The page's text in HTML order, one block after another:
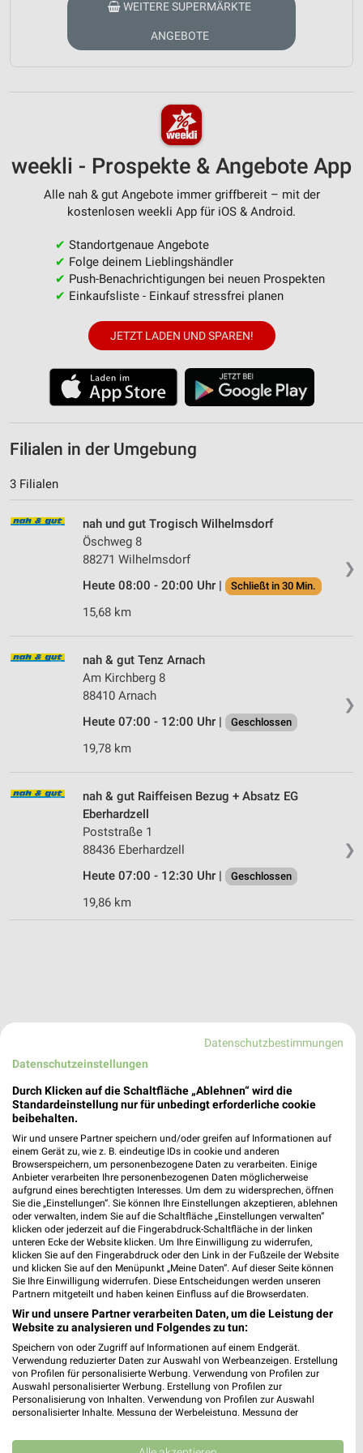
WEITERE SUPERMÄRKTE
ANGEBOTE
weekli - Prospekte & Angebote App
Alle nah & gut Angebote immer griffbereit – mit der
kostenlosen weekli App für iOS & Android.
✔ Standortgenaue Angebote
✔ Folge deinem Lieblingshändler
✔ Push-Benachrichtigungen bei neuen Prospekten
✔ Einkaufsliste - Einkauf stressfrei planen
JETZT LADEN UND SPAREN!
Filialen in der Umgebung
3 Filialen
❯
nah und gut Trogisch Wilhelmsdorf
Öschweg 8
88271 Wilhelmsdorf
Heute 08:00 - 20:00 Uhr |
Schließt in 30 Min.
15,68 km
❯
nah & gut Tenz Arnach
Am Kirchberg 8
88410 Arnach
Heute 07:00 - 12:00 Uhr |
Geschlossen
19,78 km
❯
nah & gut Raiffeisen Bezug + Absatz EG
Eberhardzell
Poststraße 1
88436 Eberhardzell
Heute 07:00 - 12:30 Uhr |
Geschlossen
19,86 km
Adresse, Öffnungszeiten und Entfernung für
die nah und gut Trogisch Filiale in
Wolpertswende-Mochenwangen
Adresse, Öffnungszeiten und Entfernung alles rund um die nah
und gut Trogisch Filiale in Wolpertswende-Mochenwangen. Den
schnellsten Weg zu Deiner Lieblingsfiliale kannst Du über die
Routen-Funktion finden. Wenn Du auf der Suche nach aktuellen
Schnäppchen von nah & gut bist, dann schau doch mal in die
aktuellen Prospekte und Angebote. Da ist sicher etwas
passendes für Dich dabei.
Supermärkte Angebote für Wolpertswende
Datenschutzbestimmungen
Datenschutzeinstellungen
Durch Klicken auf die Schaltfläche „Ablehnen“ wird die
Standardeinstellung nur für unbedingt erforderliche cookie
beibehalten.
Wir und unsere Partner speichern und/oder greifen auf Informationen auf
einem Gerät zu, wie z. B. eindeutige IDs in cookie und anderen
Browserspeichern, um personenbezogene Daten zu verarbeiten. Einige
Anbieter verarbeiten Ihre personenbezogenen Daten möglicherweise
aufgrund eines berechtigten Interesses. Um dem zu widersprechen, öffnen
Sie die „Einstellungen“. Sie können Ihre Einstellungen akzeptieren, ablehnen
oder verwalten, indem Sie auf die Schaltfläche „Einstellungen verwalten“
klicken oder jederzeit auf die Fingerabdruck-Schaltfläche in der linken
unteren Ecke der Website klicken. Um Ihre Einwilligung zu widerrufen,
klicken Sie auf den Fingerabdruck oder den Link in der Fußzeile der Website
und klicken Sie auf den Menüpunkt „Meine Daten“. Auf dieser Seite können
Sie Ihre Einwilligung widerrufen. Diese Entscheidungen werden unseren
Partnern mitgeteilt und haben keinen Einfluss auf die Browserdaten.
Wir und unsere Partner verarbeiten Daten, um die Leistung der
Website zu analysieren und Folgendes zu tun:
Speichern von oder Zugriff auf Informationen auf einem Endgerät.
Verwendung reduzierter Daten zur Auswahl von Werbeanzeigen. Erstellung
von Profilen für personalisierte Werbung. Verwendung von Profilen zur
Auswahl personalisierter Werbung. Erstellung von Profilen zur
Personalisierung von Inhalten. Verwendung von Profilen zur Auswahl
personalisierter Inhalte. Messung der Werbeleistung. Messung der
Kombinationen von Daten aus verschiedenen Quellen. Entwicklung und